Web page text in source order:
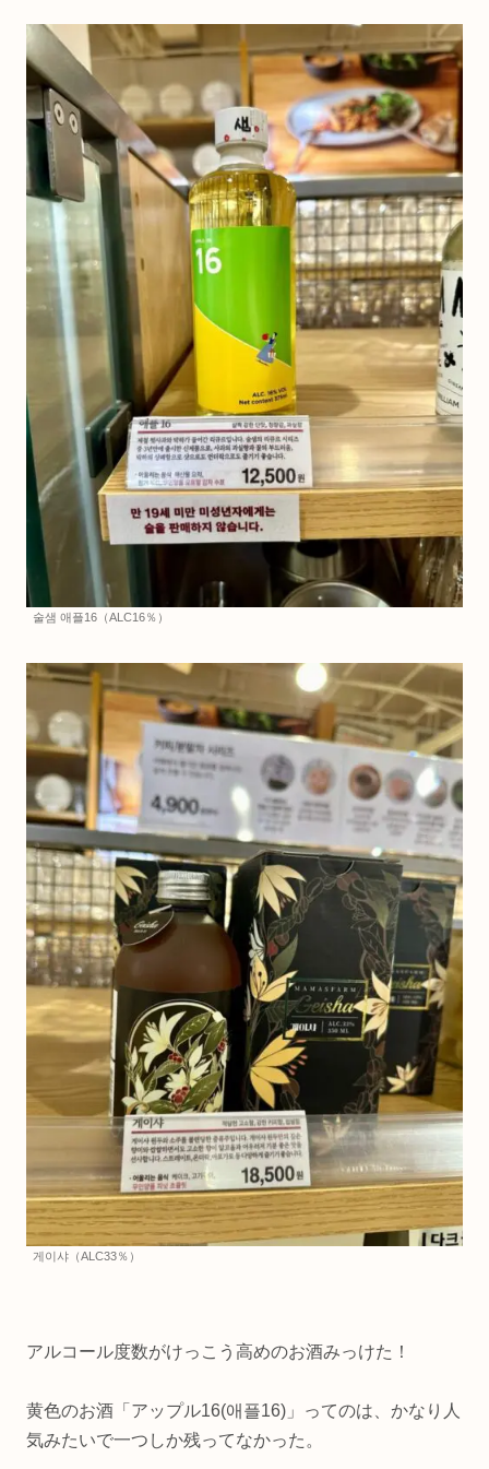
술샘 애플16（ALC16％）
게이샤（ALC33％）
アルコール度数がけっこう高めのお酒みっけた！
黄色のお酒「アップル16(애플16)」ってのは、かなり人
気みたいで一つしか残ってなかった。